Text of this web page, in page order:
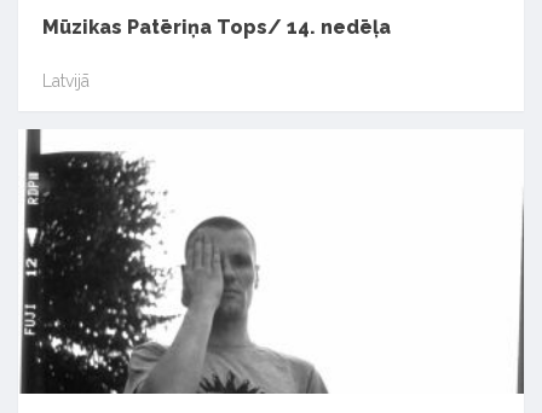
Mūzikas Patēriņa Tops/ 14. nedēļa
Latvijā